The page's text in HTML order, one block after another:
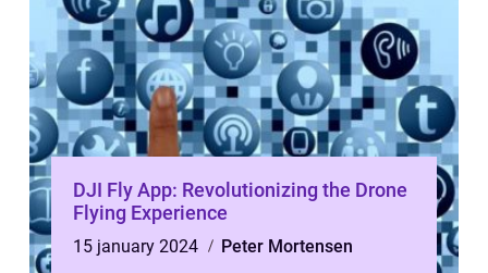
DJI Fly App: Revolutionizing the Drone
Flying Experience
15 january 2024
Peter Mortensen